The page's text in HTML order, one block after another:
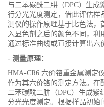
与二苯碳酰二肼（DPC）生成
行分光光度测定，借此评估样
测仪的操作原理基于比色法，
入显色剂之后的颜色不同，
通过标准曲线或直接计算出六
- 测量原理：
HMA-CR6 六价铬重金属测定
作为其六价铬的测定方法。在
二苯碳酰二肼（DPC）生成紫
分光光度测定。根据样品初始